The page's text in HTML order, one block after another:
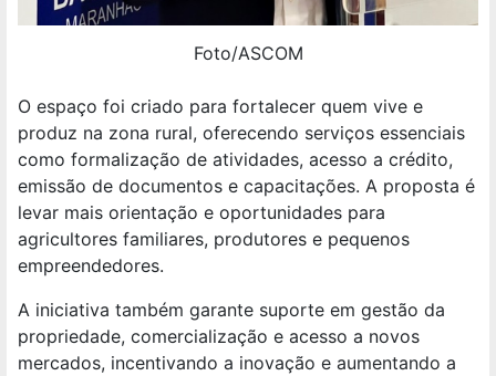
Foto/ASCOM
O espaço foi criado para fortalecer quem vive e
produz na zona rural, oferecendo serviços essenciais
como formalização de atividades, acesso a crédito,
emissão de documentos e capacitações. A proposta é
levar mais orientação e oportunidades para
agricultores familiares, produtores e pequenos
empreendedores.
A iniciativa também garante suporte em gestão da
propriedade, comercialização e acesso a novos
mercados, incentivando a inovação e aumentando a